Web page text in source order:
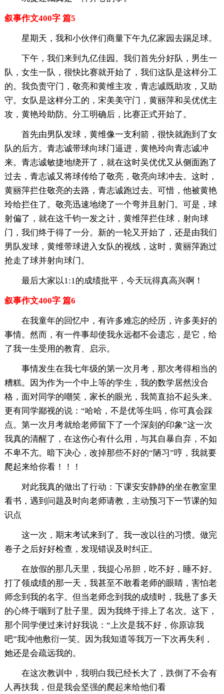
叙事作文400字 篇5
星期天，我和小伙伴们商量下午九亿家园去踢足球。
下午，我们来到九亿佳园。我们首先分好队，男生一
队，女生一队，很快比赛就开始了，我们这队是这样分工
的。我负责守门，敬亮和黄维主攻，青志诚既助攻，又助
守。女队是这样分工的，宋美美守门，黄丽萍和吴优优主
攻，黄艳玲助防。分工明确后，比赛正式开始了。
首先由男队发球，黄维像一支利箭，很快就跑到了女
队的后方。青志诚带球向球门逼进，黄艳玲向青志诚冲
来。青志诚敏捷地绕开了，就在这时吴优优又从侧面跑了
过去，青志诚又将球传给了敬亮，敬亮向球冲去。这时，
黄丽萍拦住敬亮的去路，青志诚跑过去。可惜，他被黄艳
玲给拦住了。敬亮迅速地绕了一个弯并且射门。可是，球
射偏了，就在这千钧一发之计，黄维萍拦住球，射向球
门，我们终于得了一分。新的一轮又开始了，还是由我们
男队发球，黄维带球进入女队的视线，这时，黄丽萍跑过
抢走了球并射向球门。
最后大家以1:1的成绩批平，今天玩得真高兴啊！
叙事作文400字 篇6
在我童年的回忆中，有许多难忘的经历，许多美好的
事情。然而，有一件事却使我永远都不会遗忘，是它，给
了我一生受用的教育、启示。
事情发生在我七年级的第一次月考，那次考得相当的
糟糕。因为作为一个中上等的学生，我的数学居然没合
格，面对同学的嘲笑，家长的眼光，我简直抬不起头来。
更有同学鄙视的说：“哈哈，不是优等生吗，你可真会踩
点。第一次月考就给老师留下了一个深刻的印象”这一次
我真的清醒了，在这伤心有什么用，与其自暴自弃，不如
不卑不亢。暗下决心，改掉那些不好的“陋习”哼，我就要
爬起来给你看！！！
对此我真的做出了行动：下课安安静静的坐在教室里
看书，遇到问题及时向老师请教，主动预习下一节课的知
识点
这一次，期末考试来到了。我一改以往的习惯。做完
卷子之后好好检查，发现错误及时纠正。
在放假的那几天里，我提心吊胆，吃不好，睡不好。
打了领成绩的那一天，我甚至不敢看老师的眼睛，害怕老
师念到我的名字。但当老师念到我的成绩时，我悬了多天
的心终于咽到了肚子里。因为我终于排上了名次。这下，
那个同学便过来讨好我说：“上次是我不好，你原谅我
吧”我冲他敷衍一笑。因为我知道等我万一下次再失利，
她还是会疏远我的。
在这次教训中，我明白我已经长大了，跌倒了不会有
人再扶我，但是我会坚强的爬起来给他们看